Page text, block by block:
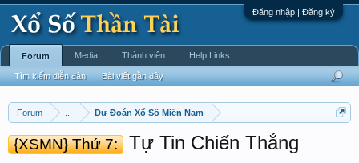
Đăng nhập | Đăng ký
Forum Dự Đoán Xổ Số Miền Nam
{XSMN} Thứ 7: Tự Tin Chiến Thắng
Forum
Tìm kiếm diễn đàn Bài viết gần đây
Media Thành viên Help Links